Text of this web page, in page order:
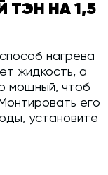
ТЭН НА 1,5
нагрева
жидкость, а
мощный, чтоб
его
установите